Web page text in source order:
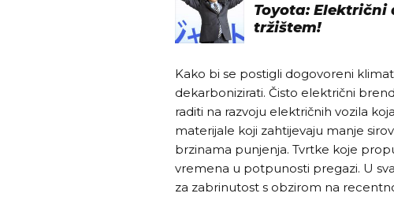
Toyota:
tržištem!
Kako bi se postigli dogovoreni
dekarbonizirati. Čisto električni
raditi na razvoju električnih vozila
materijale koji zahtijevaju manje
brzinama punjenja. Tvrtke koje
vremena u potpunosti pregazi. U
za zabrinutost s obzirom na